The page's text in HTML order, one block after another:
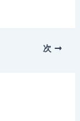
次